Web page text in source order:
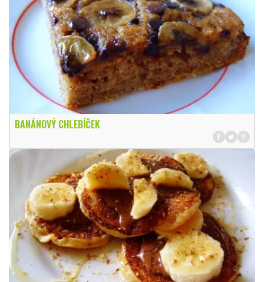
BANÁNOVÝ CHLEBÍČEK